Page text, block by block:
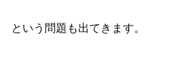
という問題も出てきます。